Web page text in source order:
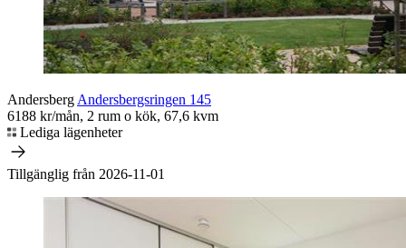
Andersberg Andersbergsringen 145
6188 kr/mån, 2 rum o kök, 67,6 kvm
Lediga lägenheter
Tillgänglig från 2026-11-01